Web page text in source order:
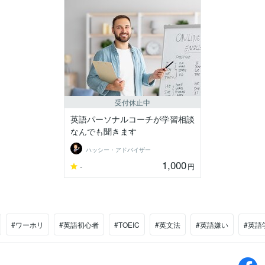
受付休止中
英語パーソナルコーチが学習相談
なんでも聞きます
ハッシー・アドバイザー
- 1,000円
#ワーホリ #英語初心者 #TOEIC #英文法 #英語嫌い #英語